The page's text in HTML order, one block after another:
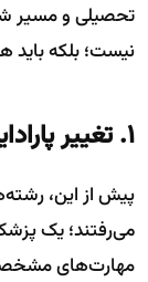
تحصیلی و مسیر
نیست؛ بلکه باید
۱. تغییر پارادایم در بازار کار
پیش از این،
می‌رفتند؛ یک
مهارت‌های